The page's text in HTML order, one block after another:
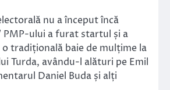
nu a început încă
PMP-ului a furat startul și a
tradițională baie de mulțime la
Turda, avându-l alături pe Emil
Daniel Buda și alți